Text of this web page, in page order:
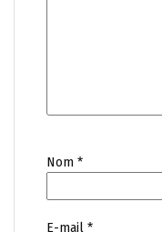
Nom *
E-mail *